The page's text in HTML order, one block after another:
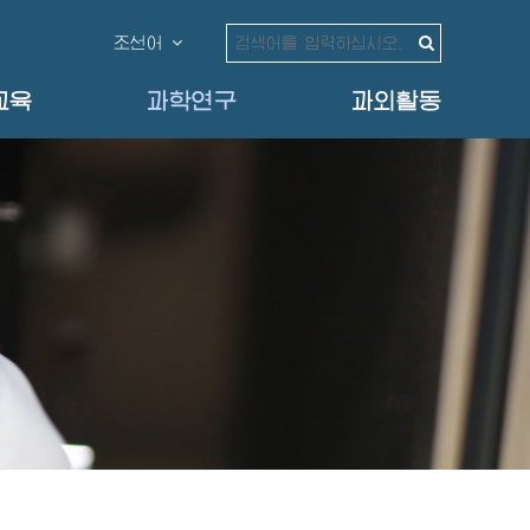
조선어
육 과학연구 과외활동